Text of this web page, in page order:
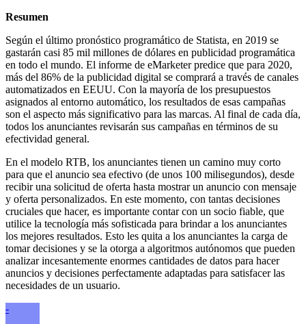
Resumen
Según el último pronóstico programático de Statista, en 2019 se
gastarán casi 85 mil millones de dólares en publicidad programática
en todo el mundo. El informe de eMarketer predice que para 2020,
más del 86% de la publicidad digital se comprará a través de canales
automatizados en EEUU. Con la mayoría de los presupuestos
asignados al entorno automático, los resultados de esas campañas
son el aspecto más significativo para las marcas. Al final de cada día,
todos los anunciantes revisarán sus campañas en términos de su
efectividad general.
En el modelo RTB, los anunciantes tienen un camino muy corto
para que el anuncio sea efectivo (de unos 100 milisegundos), desde
recibir una solicitud de oferta hasta mostrar un anuncio con mensaje
y oferta personalizados. En este momento, con tantas decisiones
cruciales que hacer, es importante contar con un socio fiable, que
utilice la tecnología más sofisticada para brindar a los anunciantes
los mejores resultados. Esto les quita a los anunciantes la carga de
tomar decisiones y se la otorga a algoritmos autónomos que pueden
analizar incesantemente enormes cantidades de datos para hacer
anuncios y decisiones perfectamente adaptadas para satisfacer las
necesidades de un usuario.
-